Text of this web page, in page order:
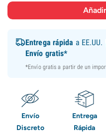
Entrega rápida a EE.UU.
Envío gratis*
*Envío gratis a partir de un
Envío
Discreto
Entrega
Rápida